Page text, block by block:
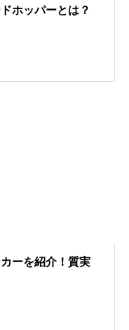
ホッパーとは？
ーを紹介！質実